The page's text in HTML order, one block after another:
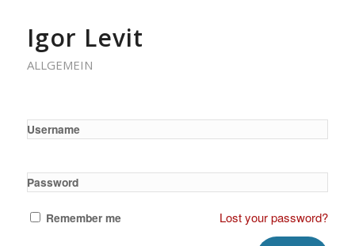
Igor Levit
ALLGEMEIN
Username
Password
Remember me Lost your password?